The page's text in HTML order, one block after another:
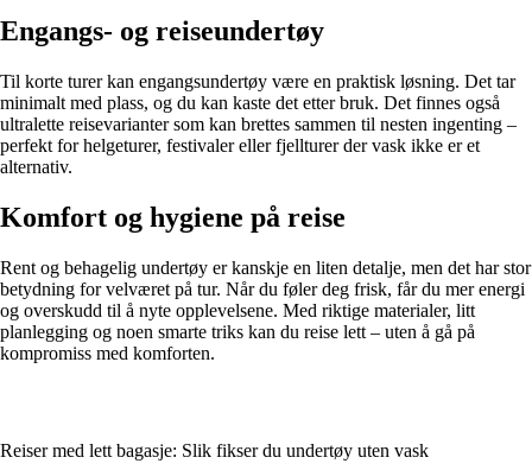
Engangs- og reiseundertøy
Til korte turer kan engangsundertøy være en praktisk løsning. Det tar
minimalt med plass, og du kan kaste det etter bruk. Det finnes også
ultralette reisevarianter som kan brettes sammen til nesten ingenting –
perfekt for helgeturer, festivaler eller fjellturer der vask ikke er et
alternativ.
Komfort og hygiene på reise
Rent og behagelig undertøy er kanskje en liten detalje, men det har stor
betydning for velværet på tur. Når du føler deg frisk, får du mer energi
og overskudd til å nyte opplevelsene. Med riktige materialer, litt
planlegging og noen smarte triks kan du reise lett – uten å gå på
kompromiss med komforten.
Reiser med lett bagasje: Slik fikser du undertøy uten vask